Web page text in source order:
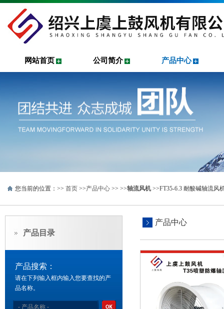
网站首页 公司简介 产品中心
您当前的位置：>> 首页 >>产品中心 >> >>轴流风机>>FT35-6.3 耐酸碱轴流风
产品目录
产品搜索：
请在下列输入框内输入您要查找的产
品名称。
产品中心